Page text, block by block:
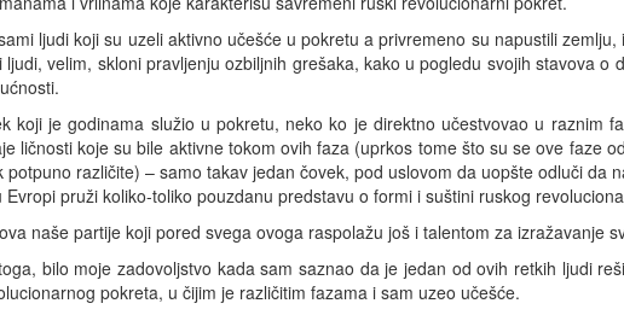
ljudi koji su uzeli aktivno učešće u pokretu a privremeno su napustili
ljudi, velim, skloni pravljenju ozbiljnih grešaka, kako u pogledu svojih stavova
koji je godinama služio u pokretu, neko ko je direktno učestvovao u raznim
ličnosti koje su bile aktivne tokom ovih faza (uprkos tome što su se ove faze
potpuno različite) – samo takav jedan čovek, pod uslovom da uopšte odluči da
Evropi pruži koliko-toliko pouzdanu predstavu o formi i suštini ruskog
naše partije koji pored svega ovoga raspolažu još i talentom za izražavanje
bilo moje zadovoljstvo kada sam saznao da je jedan od ovih retkih ljudi
pokreta, u čijim je različitim fazama i sam uzeo učešće.